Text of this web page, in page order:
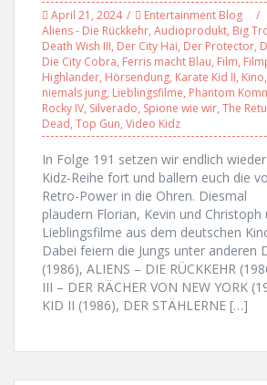
April 21, 2024 Entertainment Blog
Aliens - Die Rückkehr, Audioprodukt, Big
Death Wish III, Der City Hai, Der Protector,
Die City Cobra, Ferris macht Blau, Film,
Highlander, Hörsendung, Karate Kid II, Kino,
niemals jung, Lieblingsfilme, Phantom
Rocky IV, Silverado, Spione wie wir, The
Dead, Top Gun, Video Kidz
In Folge 191 setzen wir endlich
Kidz-Reihe fort und ballern euch die
Retro-Power in die Ohren. Diesmal
plaudern Florian, Kevin und Christoph
Lieblingsfilme aus dem deutschen
Dabei feiern die Jungs unter anderen
(1986), ALIENS – DIE RÜCKKEHR
III – DER RÄCHER VON NEW YORK
KID II (1986), DER STÄHLERNE […]